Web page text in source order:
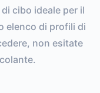
cibo ideale per il
elenco di profili di
non esitate